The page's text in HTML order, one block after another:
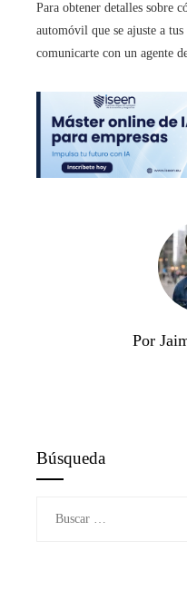
Para obtener detalles sobre
automóvil que se ajuste a tus
comunicarte con un agente
Por
Búsqueda